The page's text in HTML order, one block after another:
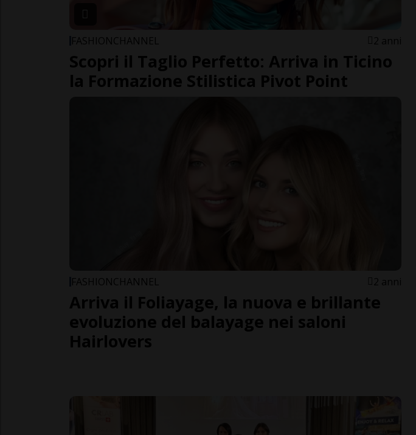
FASHIONCHANNEL 2 anni
Scopri il Taglio Perfetto: Arriva in Ticino
la Formazione Stilistica Pivot Point
FASHIONCHANNEL 2 anni
Arriva il Foliayage, la nuova e brillante
evoluzione del balayage nei saloni
Hairlovers